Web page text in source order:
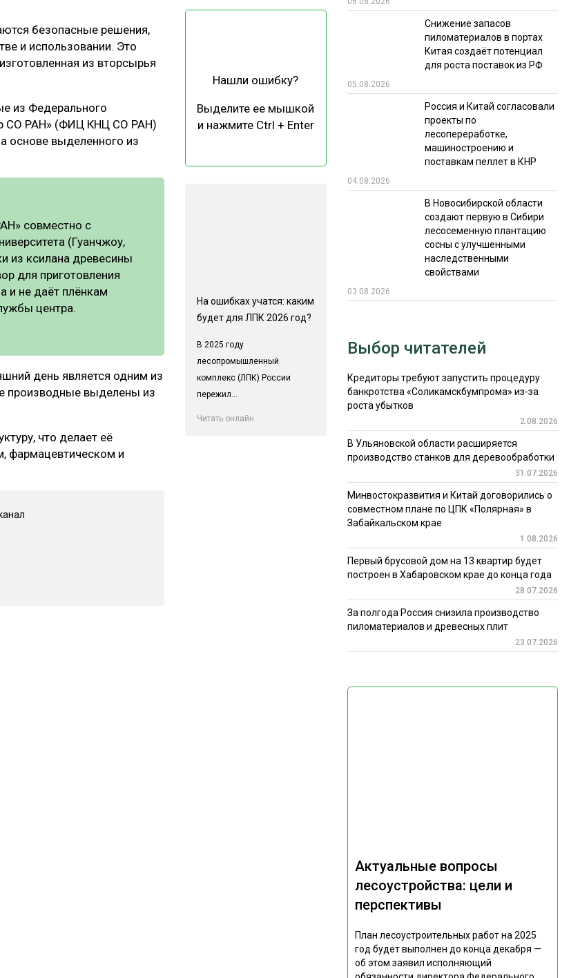
ТЕХНОЛОГИИ
КАЛЕНДАРЬ ВЫСТАВОК ИТОГИ МЕРОПРИЯТИЙ
безопасные решения,
и использовании. Это
из вторсырья
из Федерального
СО РАН» (ФИЦ КНЦ СО РАН)
основе выделенного из
совместно с
(Гуанчжоу,
из ксилана древесины
для приготовления
и не даёт плёнкам
центра.
день является одним из
производные выделены из
что делает её
фармацевтическом и
Нашли ошибку?
Выделите ее мышкой
и нажмите Ctrl + Enter
На ошибках учатся: каким
будет для ЛПК 2026 год?
В 2025 году
лесопромышленный
комплекс (ЛПК) России
пережил...
Читать онлайн
Снижение запасов
пиломатериалов в портах
Китая создаёт потенциал
для роста поставок из РФ
05.08.2026
Россия и Китай согласовали
проекты по
лесопереработке,
машиностроению и
поставкам пеллет в КНР
04.08.2026
В Новосибирской области
создают первую в Сибири
лесосеменную плантацию
сосны с улучшенными
наследственными
свойствами
03.08.2026
Актуальные вопросы
лесоустройства: цели и
перспективы
План лесоустроительных работ на 2025
год будет выполнен до конца декабря —
об этом заявил исполняющий
Выбор читателей
Кредиторы требуют запустить процедуру
банкротства «Соликамскбумпрома» из-за
роста убытков
2.08.2026
В Ульяновской области расширяется
производство станков для деревообработки
31.07.2026
Минвостокразвития и Китай договорились о
совместном плане по ЦПК «Полярная» в
Забайкальском крае
1.08.2026
Первый брусовой дом на 13 квартир будет
построен в Хабаровском крае до конца года
28.07.2026
За полгода Россия снизила производство
пиломатериалов и древесных плит
23.07.2026